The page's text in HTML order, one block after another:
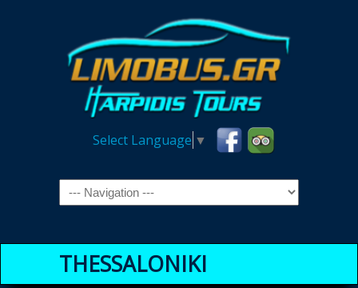
Select Language ▼
Navigation
THESSALONIKI